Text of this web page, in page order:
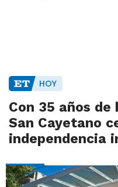
HOY
Con 35 años
San Cayetano
independencia